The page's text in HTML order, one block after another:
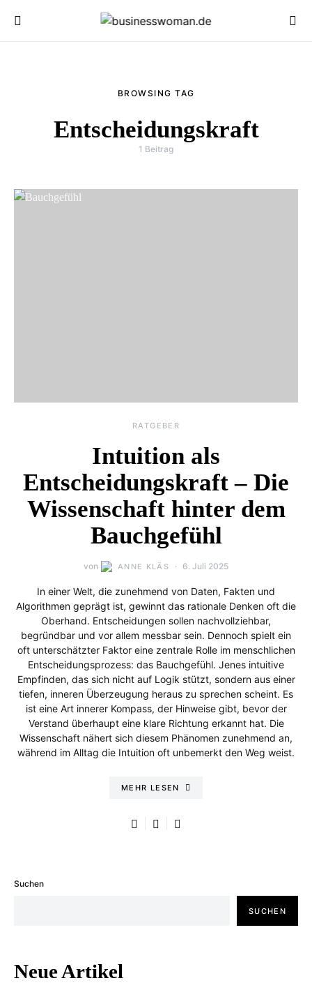
BROWSING TAG
Entscheidungskraft
1 Beitrag
RATGEBER
Intuition als
Entscheidungskraft – Die
Wissenschaft hinter dem
Bauchgefühl
von ANNE KLÄS 6. Juli 2025
In einer Welt, die zunehmend von Daten, Fakten und
Algorithmen geprägt ist, gewinnt das rationale Denken oft die
Oberhand. Entscheidungen sollen nachvollziehbar,
begründbar und vor allem messbar sein. Dennoch spielt ein
oft unterschätzter Faktor eine zentrale Rolle im menschlichen
Entscheidungsprozess: das Bauchgefühl. Jenes intuitive
Empfinden, das sich nicht auf Logik stützt, sondern aus einer
tiefen, inneren Überzeugung heraus zu sprechen scheint. Es
ist eine Art innerer Kompass, der Hinweise gibt, bevor der
Verstand überhaupt eine klare Richtung erkannt hat. Die
Wissenschaft nähert sich diesem Phänomen zunehmend an,
während im Alltag die Intuition oft unbemerkt den Weg weist.
MEHR LESEN
Suchen
SUCHEN
Neue Artikel